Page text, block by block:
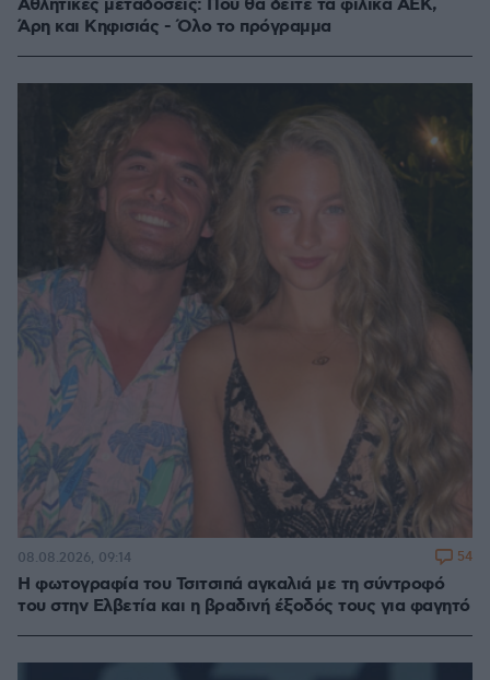
Αθλητικές μεταδόσεις: Πού θα δείτε τα φιλικά ΑΕΚ,
Άρη και Κηφισιάς - Όλο το πρόγραμμα
Η φωτογραφία του Τσιτσιπά αγκαλιά με τη σύντροφό
του στην Ελβετία και η βραδινή έξοδός τους για φαγητό
08.08.2026, 09:14 54